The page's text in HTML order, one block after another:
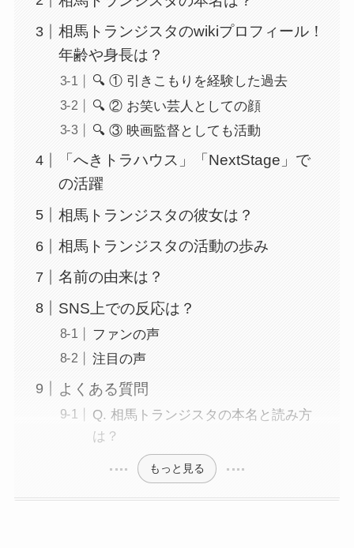
相馬トランジスタのwikiプロフィール！
年齢や身長は？
🔍 ① 引きこもりを経験した過去
🔍 ② お笑い芸人としての顔
🔍 ③ 映画監督としても活動
「へきトラハウス」「NextStage」で
の活躍
相馬トランジスタの彼女は？
相馬トランジスタの活動の歩み
名前の由来は？
SNS上での反応は？
ファンの声
注目の声
よくある質問
Q. 相馬トランジスタの本名と読み方
は？
もっと見る